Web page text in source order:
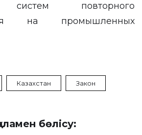
систем повторного
на промышленных
Казахстан Закон
бөлісу: